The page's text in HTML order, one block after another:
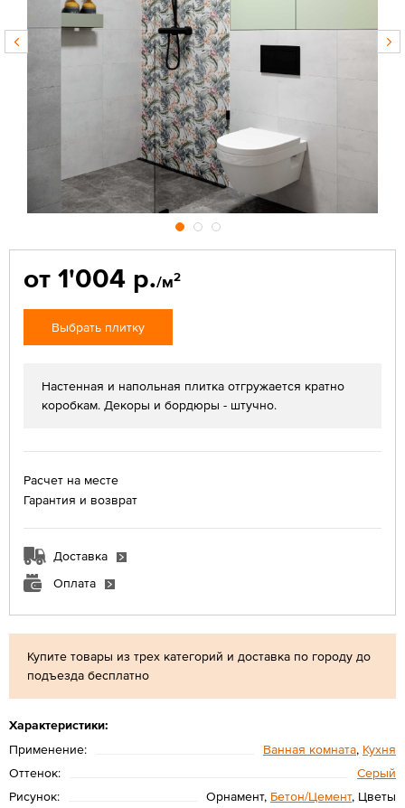
Купите товары из трех категорий и доставка по городу до
подъезда бесплатно
Характеристики:
Применение:
Ванная комната, Кухня
Оттенок:
Серый
Рисунок:
Орнамент, Бетон/Цемент, Цветы
от 1'004 р./м2
Выбрать плитку
Настенная и напольная плитка отгружается кратно
коробкам. Декоры и бордюры - штучно.
Расчет на месте
Гарантия и возврат
Доставка
Оплата